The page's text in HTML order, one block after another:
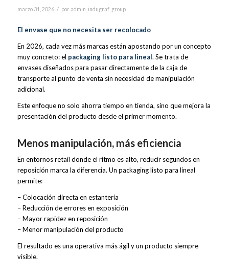
marzo 31, 2026 / por admin_indugraf_group
El envase que no necesita ser recolocado
En 2026, cada vez más marcas están apostando por un concepto
muy concreto: el packaging listo para lineal. Se trata de
envases diseñados para pasar directamente de la caja de
transporte al punto de venta sin necesidad de manipulación
adicional.
Este enfoque no solo ahorra tiempo en tienda, sino que mejora la
presentación del producto desde el primer momento.
Menos manipulación, más eficiencia
En entornos retail donde el ritmo es alto, reducir segundos en
reposición marca la diferencia. Un packaging listo para lineal
permite:
– Colocación directa en estantería
– Reducción de errores en exposición
– Mayor rapidez en reposición
– Menor manipulación del producto
El resultado es una operativa más ágil y un producto siempre
visible.